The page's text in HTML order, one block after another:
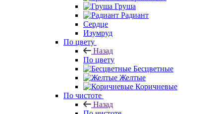
Груша
Радиант
Сердце
Изумруд
По цвету
Назад
По цвету
Бесцветные
Желтые
Коричневые
По чистоте
Назад